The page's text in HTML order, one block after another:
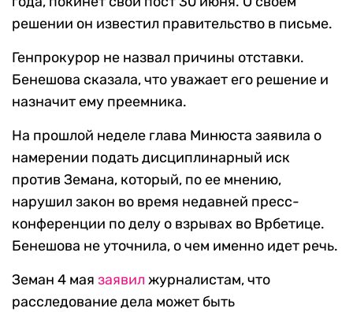
решении он известил правительство в письме.
Генпрокурор не назвал причины отставки.
Бенешова сказала, что уважает его решение и
назначит ему преемника.
На прошлой неделе глава Минюста заявила о
намерении подать дисциплинарный иск
против Земана, который, по ее мнению,
нарушил закон во время недавней пресс-
конференции по делу о взрывах во Врбетице.
Бенешова не уточнила, о чем именно идет речь.
Земан 4 мая заявил журналистам, что
расследование дела может быть